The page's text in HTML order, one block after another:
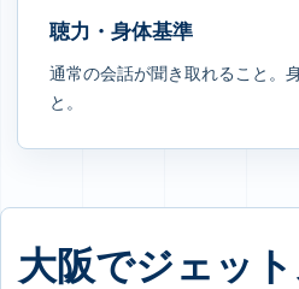
聴力・身体基準
通常の会話が聞き取れること。
と。
大阪でジェッ